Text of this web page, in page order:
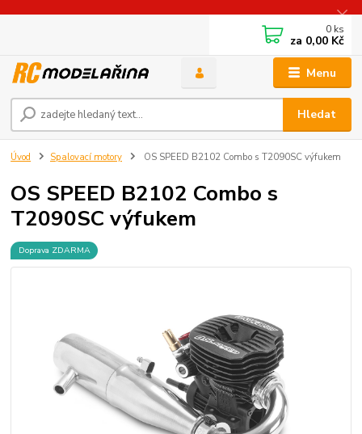
Menu
Hledat
0 ks
za 0,00 Kč
Úvod Spalovací motory OS SPEED B2102 Combo s T2090SC výfukem
OS SPEED B2102 Combo s
T2090SC výfukem
Doprava ZDARMA